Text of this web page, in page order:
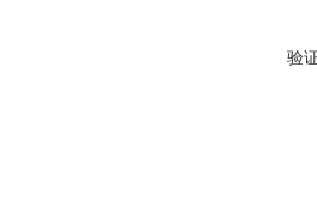
验